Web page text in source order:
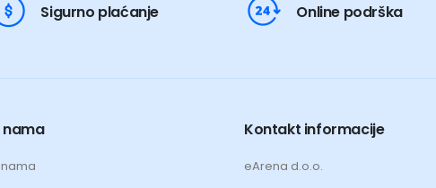
Sigurno plaćanje Online podrška
nama Kontakt informacije
eArena d.o.o.